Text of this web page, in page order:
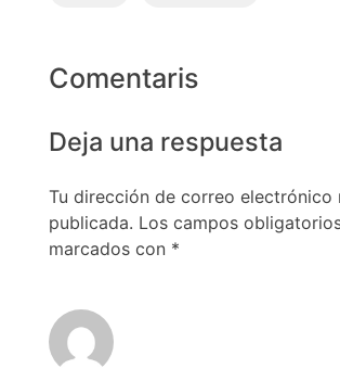
Comentaris
Deja una respuesta
Tu dirección de correo electrónico
publicada. Los campos
marcados con *